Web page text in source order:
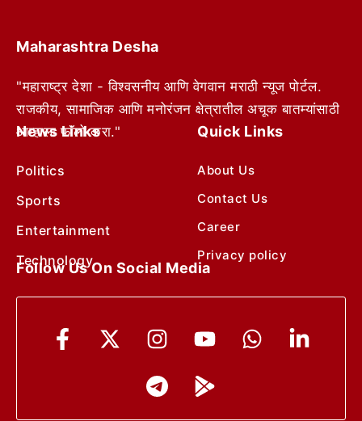
Maharashtra Desha
"महाराष्ट्र देशा - विश्वसनीय आणि वेगवान मराठी न्यूज पोर्टल.
राजकीय, सामाजिक आणि मनोरंजन क्षेत्रातील अचूक बातम्यांसाठी
आम्हाला फॉलो करा."
News Links
Politics
Sports
Entertainment
Technology
Quick Links
About Us
Contact Us
Career
Privacy policy
Follow Us On Social Media